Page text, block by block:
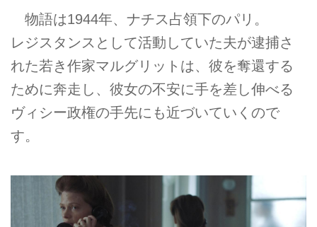
物語は1944年、ナチス占領下のパリ。
レジスタンスとして活動していた夫が逮捕さ
れた若き作家マルグリットは、彼を奪還する
ために奔走し、彼女の不安に手を差し伸べる
ヴィシー政権の手先にも近づいていくので
す。